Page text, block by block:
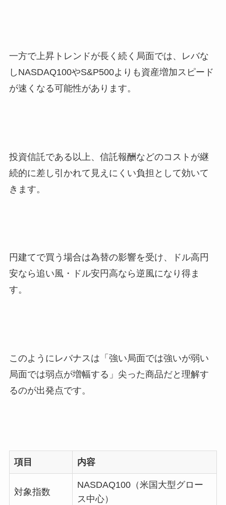
一方で上昇トレンドが長く続く局面では、レバな
しNASDAQ100やS&P500よりも資産増加スピード
が速くなる可能性があります。
投資信託である以上、信託報酬などのコストが継
続的に差し引かれて見えにくい負担として効いて
きます。
円建てで買う場合は為替の影響を受け、ドル高円
安なら追い風・ドル安円高なら逆風になり得ま
す。
このようにレバナスは「強い局面では強いが弱い
局面では弱点が増幅する」尖った商品だと理解す
るのが出発点です。
項目 内容
対象指数
NASDAQ100（米国大型グロー
ス中心）